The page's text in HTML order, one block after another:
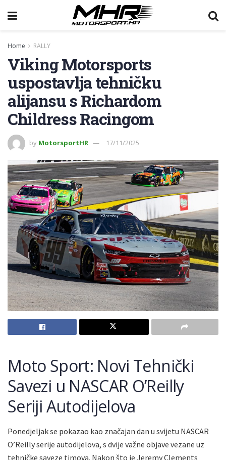
Home RALLY
Viking Motorsports
uspostavlja tehničku
alijansu s Richardom
Childress Racingom
by MotorsportHR 17/11/2025
Moto Sport: Novi Tehnički
Savezi u NASCAR O’Reilly
Seriji Autodijelova
Ponedjeljak se pokazao kao značajan dan u svijetu NASCAR
O’Reilly serije autodijelova, s dvije važne objave vezane uz
tehničke saveze timova. Nakon što je Jeremy Clements